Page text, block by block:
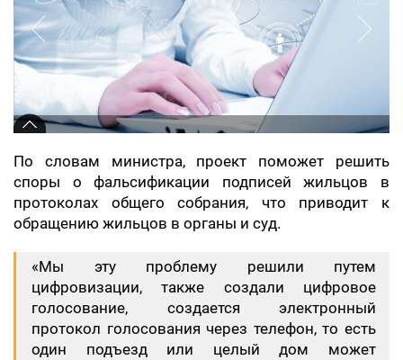
По словам министра, проект поможет решить
споры о фальсификации подписей жильцов в
протоколах общего собрания, что приводит к
обращению жильцов в органы и суд.
«Мы эту проблему решили путем
цифровизации, также создали цифровое
голосование, создается электронный
протокол голосования через телефон, то есть
один подъезд или целый дом может